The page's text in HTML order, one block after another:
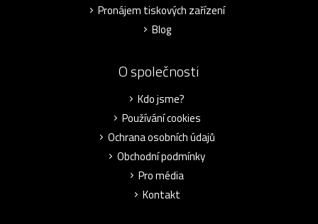
Pronájem tiskových zařízení
Blog
O společnosti
Kdo jsme?
Používání cookies
Ochrana osobních údajů
Obchodní podmínky
Pro média
Kontakt